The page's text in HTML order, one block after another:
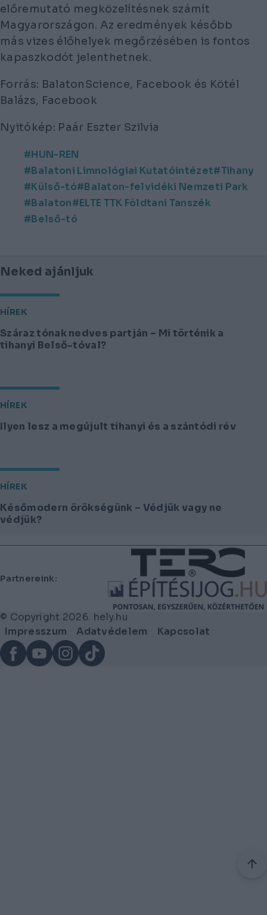
előremutató megközelítésnek számít
Magyarországon. Az eredmények később
más vizes élőhelyek megőrzésében is fontos
kapaszkodót jelenthetnek.
Forrás: BalatonScience, Facebook és Kötél
Balázs, Facebook
Nyitókép: Paár Eszter Szilvia
HUN-REN
Balatoni Limnológiai Kutatóintézet
Tihany
Külső-tó
Balaton-felvidéki Nemzeti Park
Balaton
ELTE TTK Földtani Tanszék
Belső-tó
Neked ajánljuk
HÍREK
Száraz tónak nedves partján – Mi történik a
tihanyi Belső-tóval?
HÍREK
Ilyen lesz a megújult tihanyi és a szántódi rév
HÍREK
Későmodern örökségünk – Védjük vagy ne
védjük?
Lábléc
Partnereink:
© Copyright 2026. hely.hu
Lábléc
menü
Impresszum Adatvédelem
Kapcsolat
FacebookYouTubeInstagram